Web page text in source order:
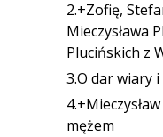
2.+Zofię,
Mieczysława
Plucińskich z
3.O dar wiary
mężem